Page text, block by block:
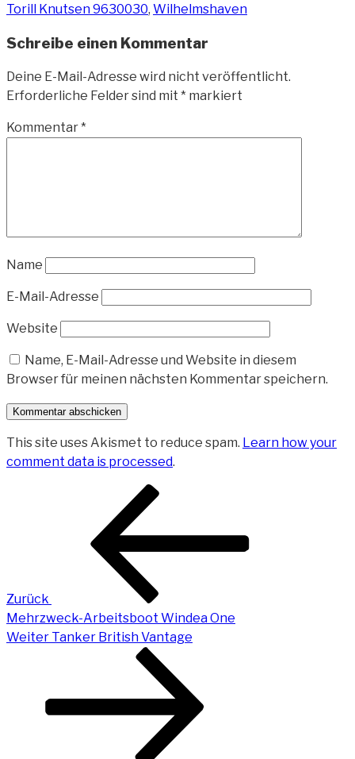
Torill Knutsen 9630030, Wilhelmshaven
Schreibe einen Kommentar
Deine E-Mail-Adresse wird nicht veröffentlicht.
Erforderliche Felder sind mit * markiert
Kommentar*
Name
E-Mail-Adresse
Website
Name, E-Mail-Adresse und Website in diesem
Browser für meinen nächsten Kommentar speichern.
This site uses Akismet to reduce spam. Learn how your
comment data is processed.
Beitragsnavigation
Zurück
Mehrzweck-Arbeitsboot Windea One
Nächster
Weiter Tanker British Vantage